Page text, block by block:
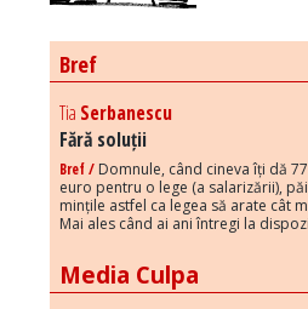
Bref
Tia Serbanescu
Fără soluții
Bref / Domnule, când cineva îți dă
euro pentru o lege (a salarizării),
mințile astfel ca legea să arate cât
Mai ales când ai ani întregi la
Media Culpa